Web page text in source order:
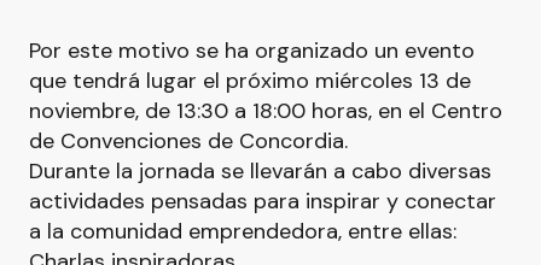
Por este motivo se ha organizado un evento
que tendrá lugar el próximo miércoles 13 de
noviembre, de 13:30 a 18:00 horas, en el Centro
de Convenciones de Concordia.
Durante la jornada se llevarán a cabo diversas
actividades pensadas para inspirar y conectar
a la comunidad emprendedora, entre ellas: